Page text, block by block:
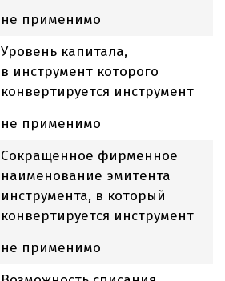
не применимо
Уровень капитала,
в инструмент которого
конвертируется инструмент
не применимо
Сокращенное фирменное
наименование эмитента
инструмента, в который
конвертируется инструмент
не применимо